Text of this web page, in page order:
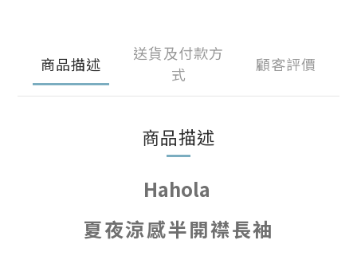
商品描述
送貨及付款方
式
顧客評價
商品描述
Hahola
夏夜涼感半開襟長袖